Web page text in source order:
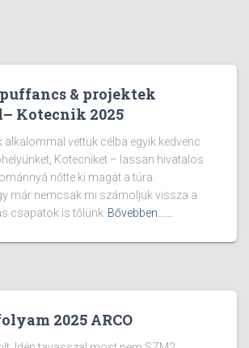
& projektek
Kotecnik 2025
alkalommal vettük célba egyik kedvenc
Kotecniket – lassan hivatalos
nőtte ki magát a túra.
már nemcsak mi számoljuk vissza a
csapatok is tőlünk Bővebben...…
2025 ARCO